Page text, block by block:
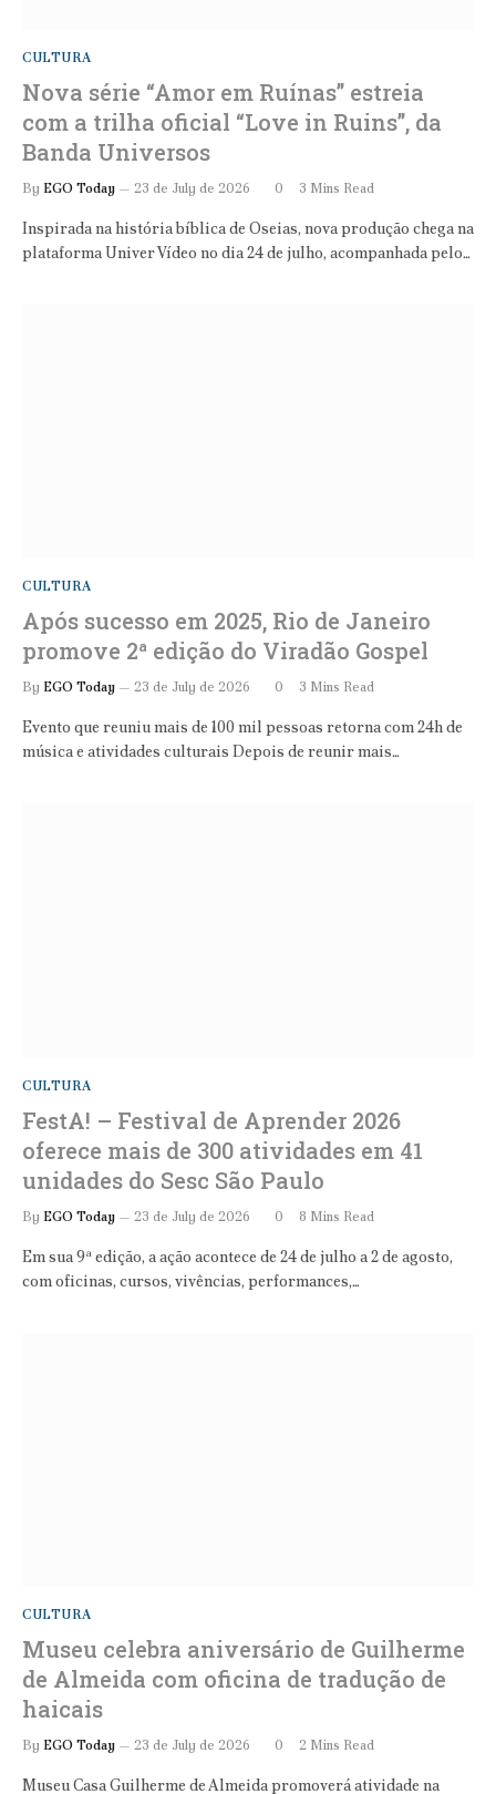
CULTURA
Nova série “Amor em Ruínas” estreia
com a trilha oficial “Love in Ruins”, da
Banda Universos
By EGO Today 23 de July de 2026 0 3 Mins Read
Inspirada na história bíblica de Oseias, nova produção chega na
plataforma Univer Vídeo no dia 24 de julho, acompanhada pelo…
CULTURA
Após sucesso em 2025, Rio de Janeiro
promove 2ª edição do Viradão Gospel
By EGO Today 23 de July de 2026 0 3 Mins Read
Evento que reuniu mais de 100 mil pessoas retorna com 24h de
música e atividades culturais Depois de reunir mais…
CULTURA
FestA! – Festival de Aprender 2026
oferece mais de 300 atividades em 41
unidades do Sesc São Paulo
By EGO Today 23 de July de 2026 0 8 Mins Read
Em sua 9ª edição, a ação acontece de 24 de julho a 2 de agosto,
com oficinas, cursos, vivências, performances,…
CULTURA
Museu celebra aniversário de Guilherme
de Almeida com oficina de tradução de
haicais
By EGO Today 23 de July de 2026 0 2 Mins Read
Museu Casa Guilherme de Almeida promoverá atividade na